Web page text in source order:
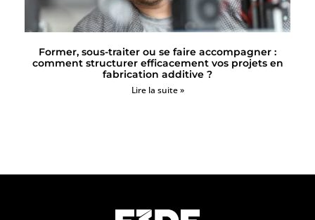
Former, sous-traiter ou se faire accompagner :
comment structurer efficacement vos projets en
fabrication additive ?
Lire la suite »